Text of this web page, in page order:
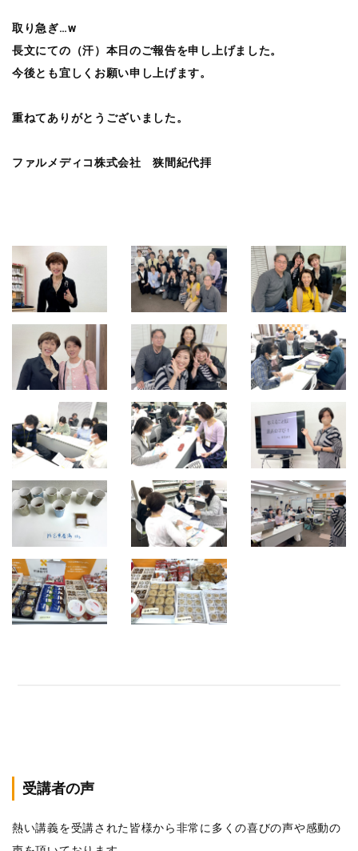
取り急ぎ…w
長文にての（汗）本日のご報告を申し上げました。
今後とも宜しくお願い申し上げます。
重ねてありがとうございました。
ファルメディコ株式会社 狭間紀代拝
受講者の声
熱い講義を受講された皆様から非常に多くの喜びの声や感動の